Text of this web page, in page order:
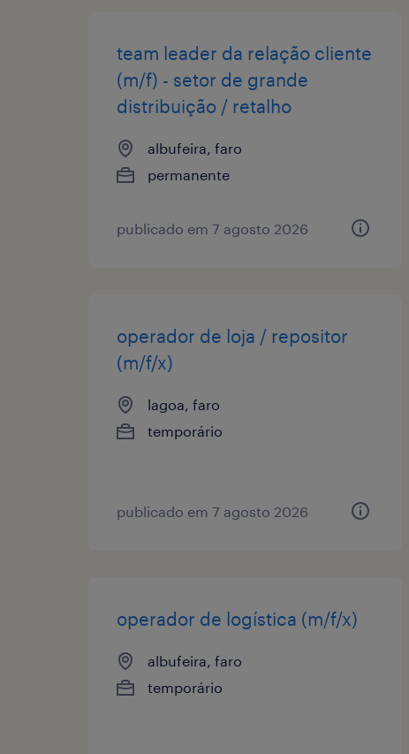
team leader da relação cliente
(m/f) - setor de grande
distribuição / retalho
albufeira, faro
permanente
publicado em 7 agosto 2026
operador de loja / repositor
(m/f/x)
lagoa, faro
temporário
publicado em 7 agosto 2026
operador de logística (m/f/x)
albufeira, faro
temporário